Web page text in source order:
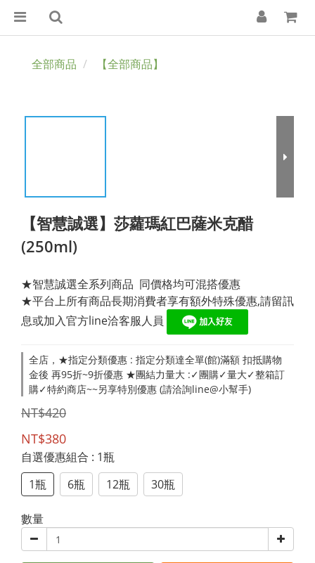
全部商品 【全部商品】
【智慧誠選】莎蘿瑪紅巴薩米克醋
(250ml)
★智慧誠選全系列商品  同價格均可混搭優惠
★平台上所有商品長期消費者享有額外特殊優惠,請留訊
息或加入官方line洽客服人員
全店，★指定分類優惠 : 指定分類達全單(館)滿額 扣抵購物
金後 再95折~9折優惠 ★團結力量大 :✓團購✓量大✓整箱訂
購✓特約商店~~另享特別優惠 (請洽詢line@小幫手)
NT$420
NT$380
自選優惠組合 : 1瓶
1瓶
6瓶 12瓶 30瓶
數量